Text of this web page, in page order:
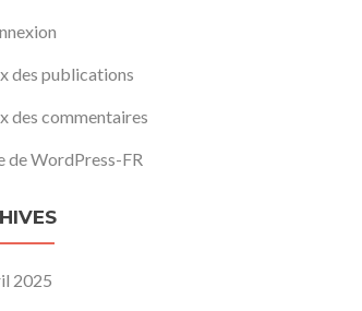
des publications
des commentaires
de WordPress-FR
2025